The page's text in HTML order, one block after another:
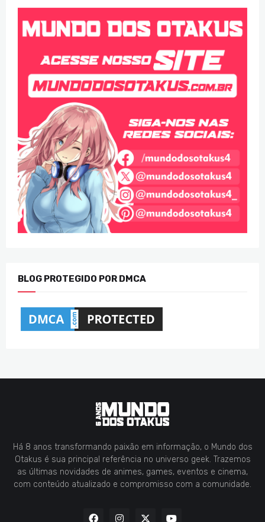
BLOG PROTEGIDO POR DMCA
Há 8 anos transformando paixão em informação, o Mundo dos
Otakus é sua principal referência no universo geek. Trazemos
as últimas novidades de animes, games, eventos e cinema,
com conteúdo atualizado e compromisso com a comunidade.